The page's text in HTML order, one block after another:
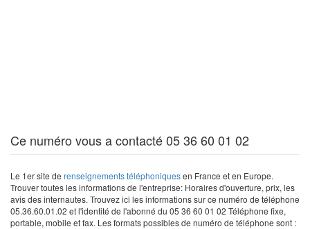
Ce numéro vous a contacté 05 36 60 01 02
Le 1er site de renseignements téléphoniquesen France et en Europe.
Trouver toutes les informations de l'entreprise: Horaires d'ouverture, prix, les
avis des internautes. Trouvez ici les informations sur ce numéro de téléphone
05.36.60.01.02 et l'identité de l'abonné du 05 36 60 01 02 Téléphone fixe,
portable, mobile et fax. Les formats possibles de numéro de téléphone sont :